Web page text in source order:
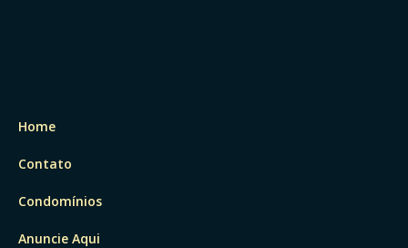
Home
Contato
Condomínios
Anuncie Aqui